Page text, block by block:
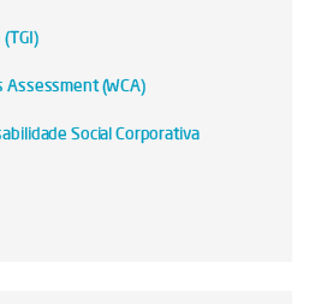
(WCA)
Social Corporativa